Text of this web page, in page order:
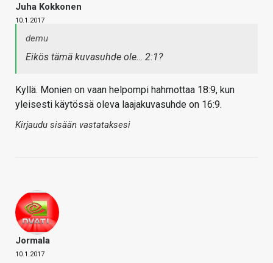
Juha Kokkonen
10.1.2017
demu
Eikös tämä kuvasuhde ole… 2:1?
Kyllä. Monien on vaan helpompi hahmottaa 18:9, kun
yleisesti käytössä oleva laajakuvasuhde on 16:9.
Kirjaudu sisään vastataksesi
Jormala
10.1.2017